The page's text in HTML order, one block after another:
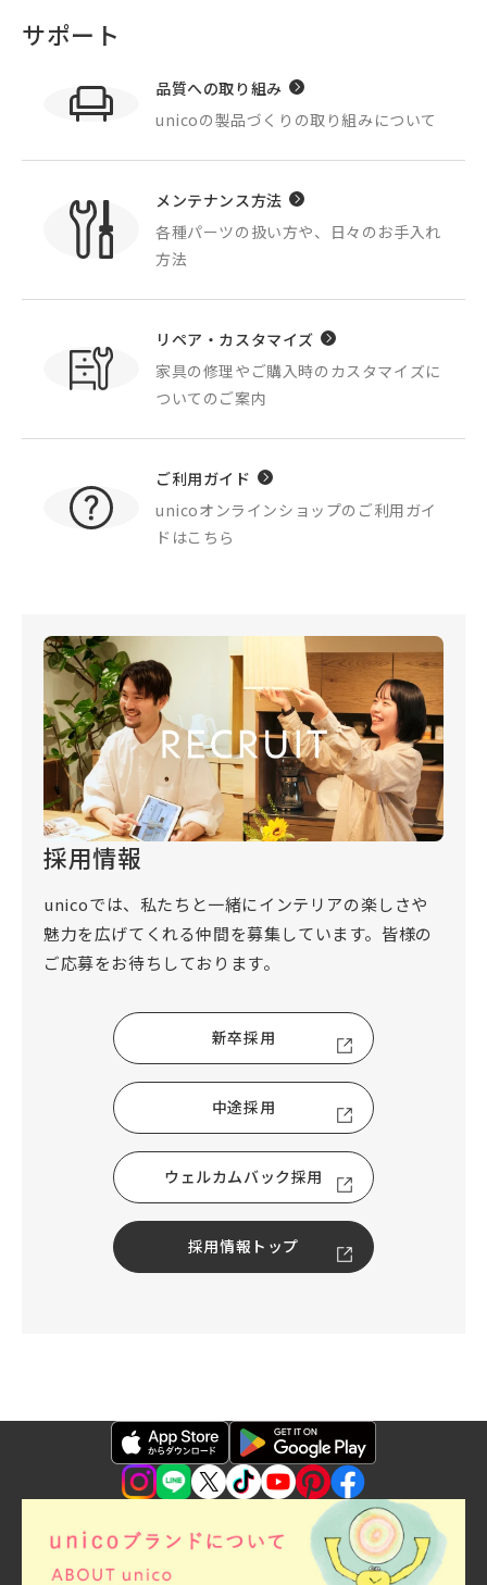
サポート
品質への取り組み
unicoの製品づくりの取り組みについて
メンテナンス方法
各種パーツの扱い方や、
日々のお手入れ
方法
リペア・カスタマイズ
家具の修理やご購入時の カスタマイズに
ついてのご案内
ご利用ガイド
unicoオンラインショップの ご利用ガイ
ドはこちら
採用情報
unicoでは、私たちと一緒にインテリアの楽しさや
魅力を広げてくれる仲間を募集しています。皆様の
ご応募をお待ちしております。
新卒採用
中途採用
ウェルカムバック採用
採用情報トップ